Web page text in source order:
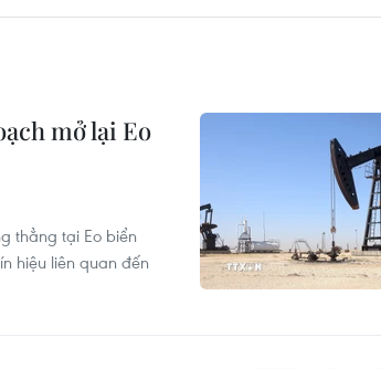
mở lại Eo
thẳng tại Eo biển
hiệu liên quan đến